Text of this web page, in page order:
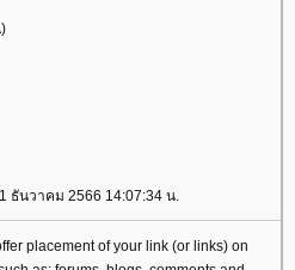
ธันวาคม 2566 14:07:34 น.
placement of your link (or links) on